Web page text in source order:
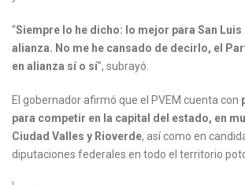
“Siempre lo he dicho: lo mejor para San Luis
alianza. No me he cansado de decirlo, el
en alianza sí o sí”, subrayó.
El gobernador afirmó que el PVEM cuenta con
para competir en la capital del estado, en
Ciudad Valles y Rioverde, así como en
diputaciones federales en todo el territorio